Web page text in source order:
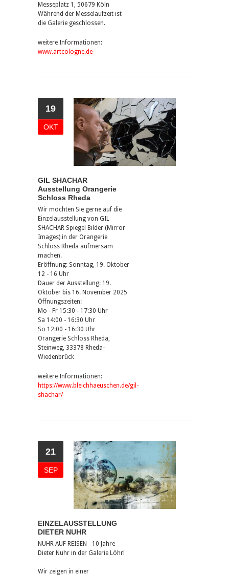
Messeplatz 1, 50679 Köln
Während der Messelaufzeit ist
die Galerie geschlossen.
weitere Informationen:
www.artcologne.de
19
OKT
GIL SHACHAR
Ausstellung Orangerie
Schloss Rheda
Wir möchten Sie gerne auf die
Einzelausstellung von GIL
SHACHAR Spiegel Bilder (Mirror
Images) in der Orangerie
Schloss Rheda aufmersam
machen.
Eröffnung: Sonntag, 19. Oktober
12 - 16 Uhr
Dauer der Ausstellung: 19.
Oktober bis 16. November 2025
Öffnungszeiten:
Mo - Fr 15:30 - 17:30 Uhr
Sa 14:00 - 16:30 Uhr
So 12:00 - 16:30 Uhr
Orangerie Schloss Rheda,
Steinweg, 33378 Rheda-
Wiedenbrück
weitere Informationen:
https://www.bleichhaeuschen.de/gil-
shachar/
21
SEP
EINZELAUSSTELLUNG
DIETER NUHR
NUHR AUF REISEN - 10 Jahre
Dieter Nuhr in der Galerie Löhrl
Wir zeigen in einer